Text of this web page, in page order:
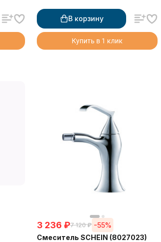
В корзину
Купить в 1 клик
3 236 ₽7 120 ₽ -55%
Смеситель SCHEIN (8027023)